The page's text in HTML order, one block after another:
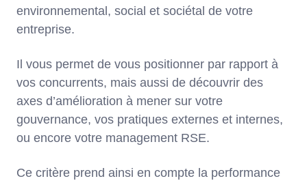
environnemental, social et sociétal de votre
entreprise.
Il vous permet de vous positionner par rapport à
vos concurrents, mais aussi de découvrir des
axes d’amélioration à mener sur votre
gouvernance, vos pratiques externes et internes,
ou encore votre management RSE.
Ce critère prend ainsi en compte la performance